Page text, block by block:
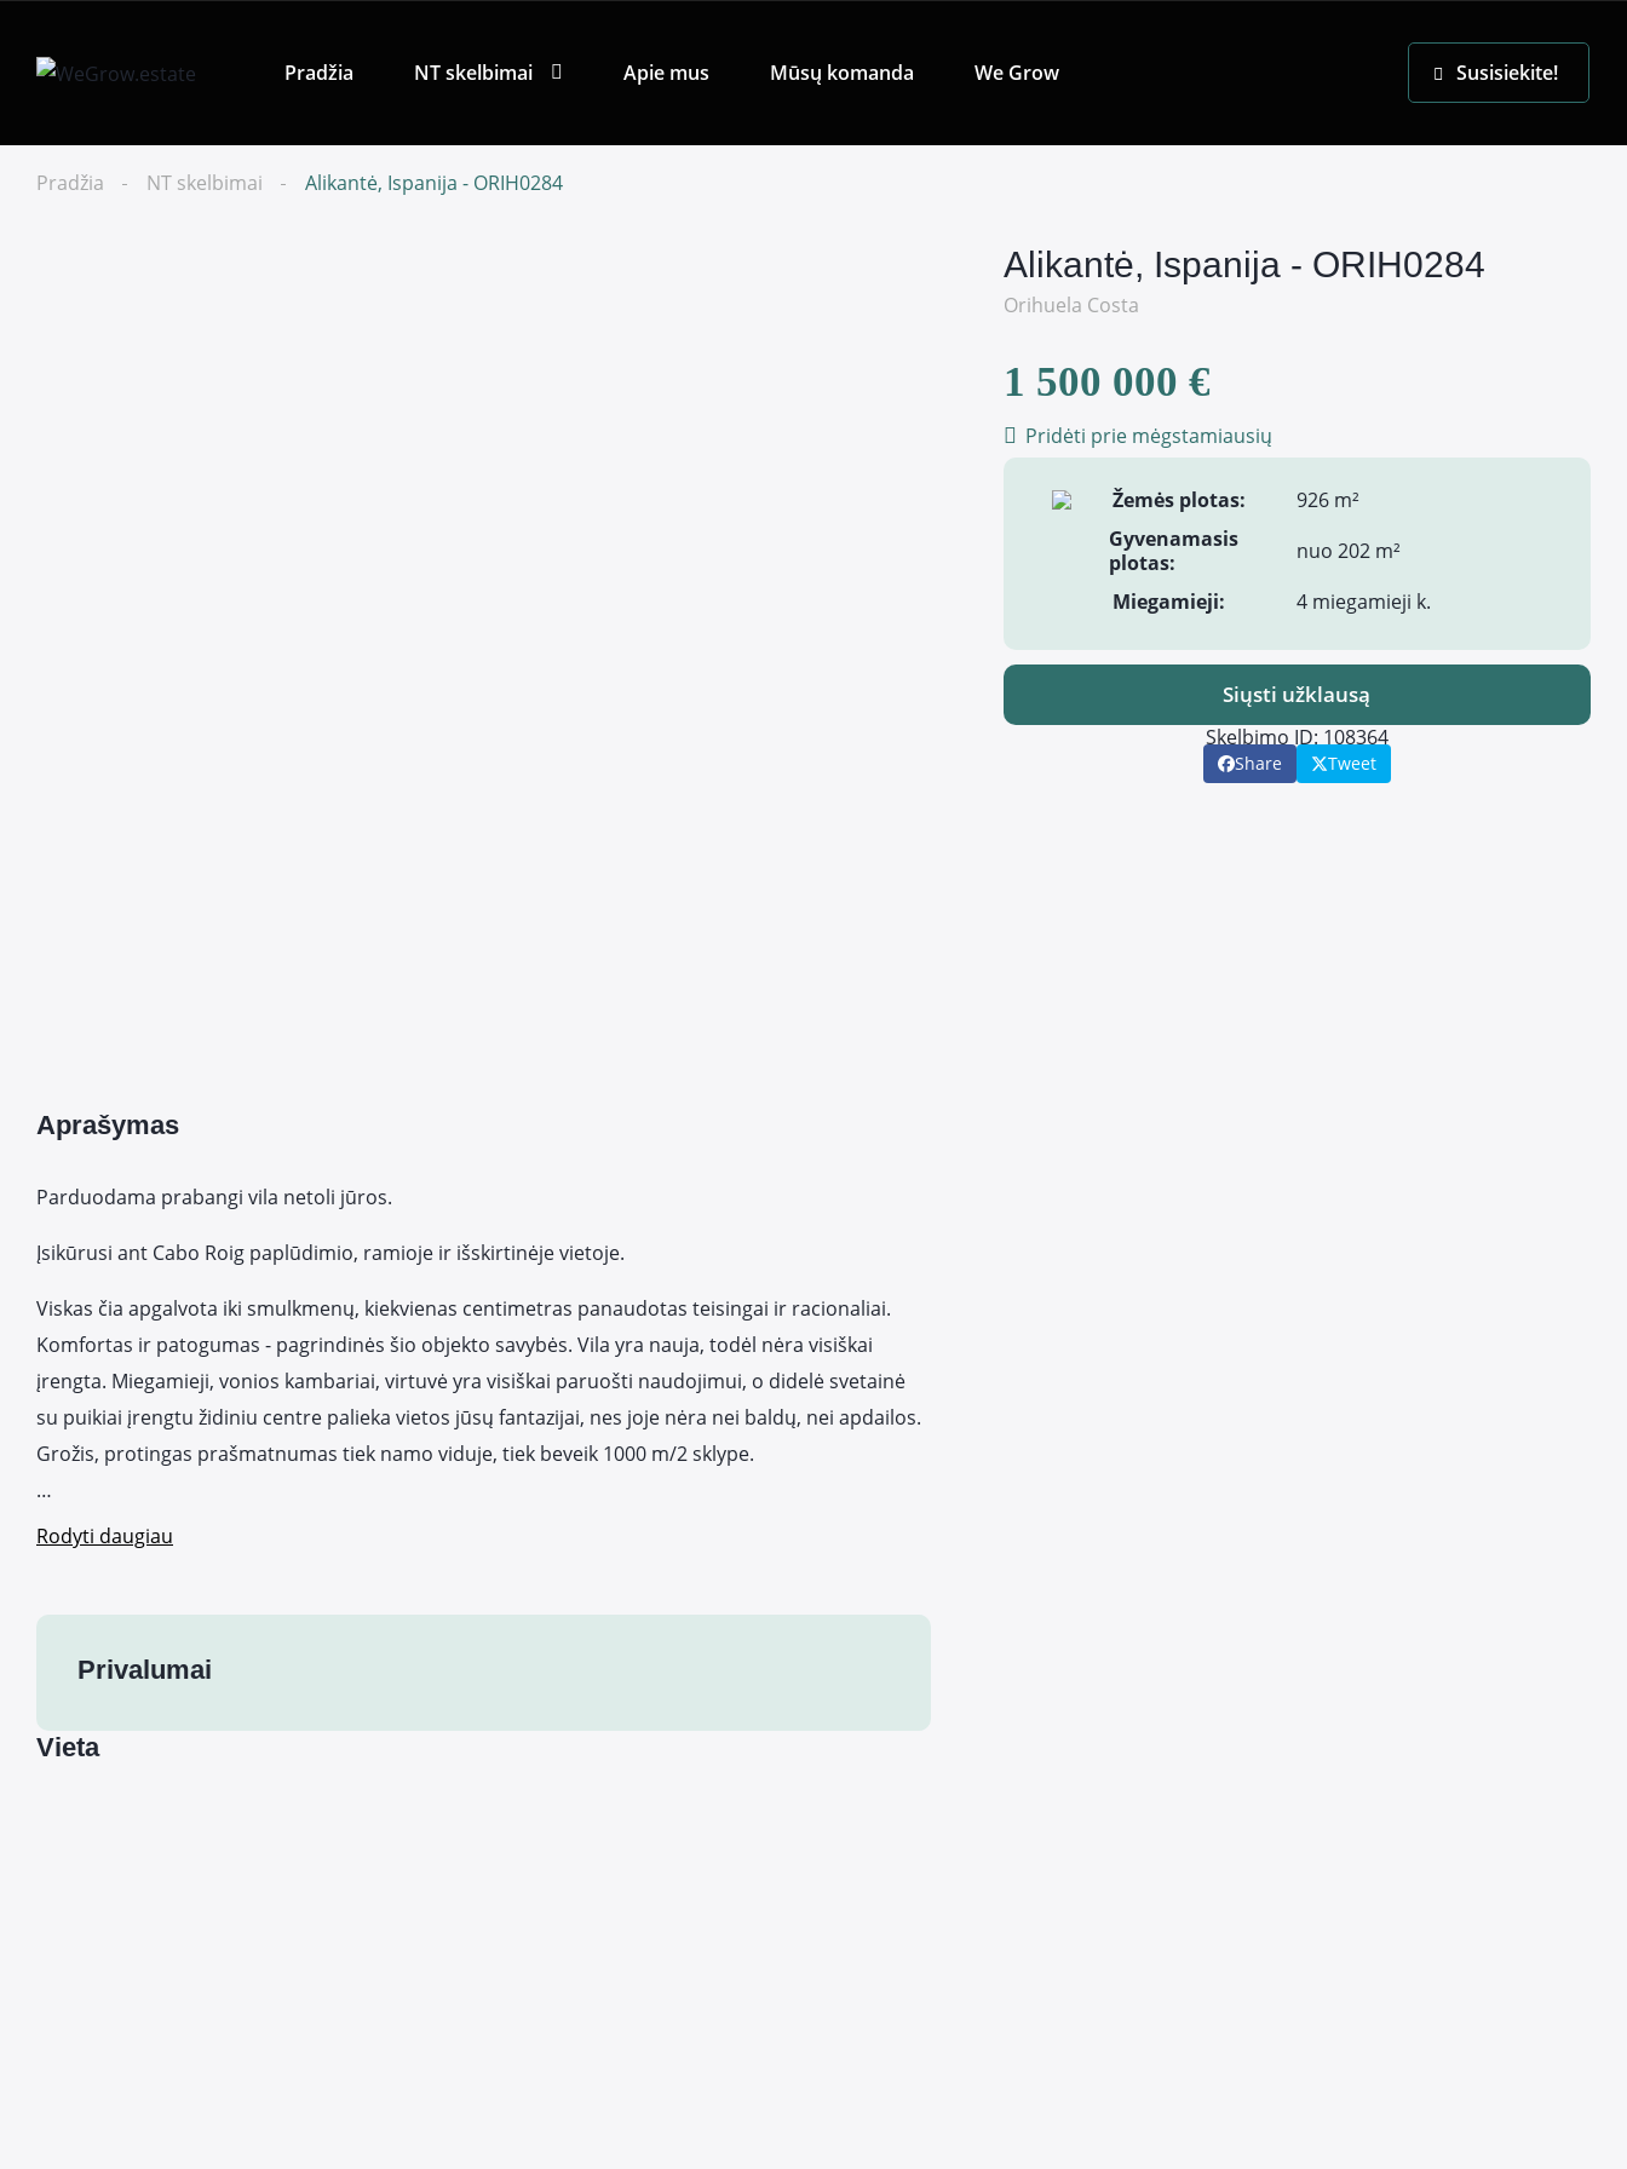
Pradžia NT skelbimai Apie mus Mūsų komanda We Grow Susisiekite!
Pradžia NT skelbimai Alikantė, Ispanija - ORIH0284
Aprašymas
Parduodama prabangi vila netoli jūros.
Įsikūrusi ant Cabo Roig paplūdimio, ramioje ir išskirtinėje vietoje.
Viskas čia apgalvota iki smulkmenų, kiekvienas centimetras panaudotas teisingai ir racionaliai.
Komfortas ir patogumas - pagrindinės šio objekto savybės. Vila yra nauja, todėl nėra visiškai
įrengta. Miegamieji, vonios kambariai, virtuvė yra visiškai paruošti naudojimui, o didelė svetainė
su puikiai įrengtu židiniu centre palieka vietos jūsų fantazijai, nes joje nėra nei baldų, nei apdailos.
Grožis, protingas prašmatnumas tiek namo viduje, tiek beveik 1000 m/2 sklype.
…
Rodyti daugiau
Privalumai
Vieta
Alikantė, Ispanija - ORIH0284
Orihuela Costa
1 500 000 €
Pridėti prie mėgstamiausių
Žemės plotas:
926 m²
Gyvenamasis
plotas:
nuo 202 m²
Miegamieji:
4 miegamieji k.
Siųsti užklausą
Skelbimo ID: 108364
Share Tweet